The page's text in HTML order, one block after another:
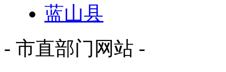
蓝山县
- 市直部门网站 -